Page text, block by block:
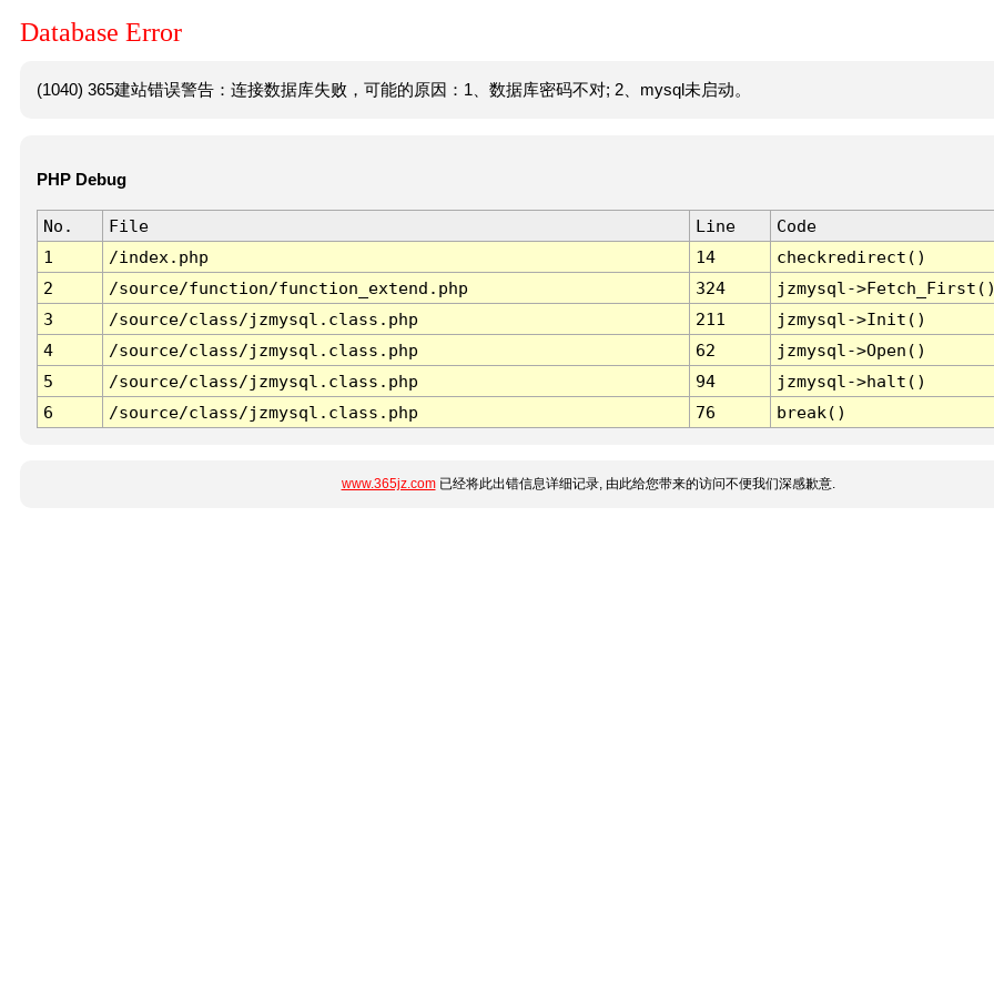
Database Error
(1040) 365建站错误警告：连接数据库失败，可能的原因：1、数据库密码不对; 2、mysql未启动。
PHP Debug
No. File Line
Code
1
/index.php 14
checkredirect()
2
/source/function/function_extend.php 324
jzmysql-
3
/source/class/jzmysql.class.php 211
jzmysql->Init()
4
/source/class/jzmysql.class.php 62
jzmysql->Open()
5
/source/class/jzmysql.class.php 94
jzmysql->halt()
6
/source/class/jzmysql.class.php 76 break()
www.365jz.com已经将此出错信息详细记录, 由此给您带来的访问不便我们深感歉意.